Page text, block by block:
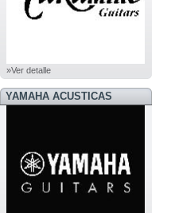
»Ver detalle
YAMAHA ACUSTICAS